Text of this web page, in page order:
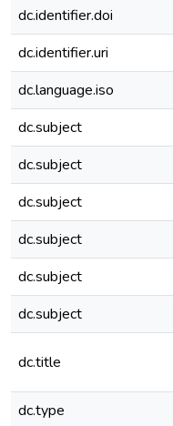
dc.identifier.doi
dc.identifier.uri
dc.language.iso
dc.subject
dc.subject
dc.subject
dc.subject
dc.subject
dc.subject
dc.title
dc.type